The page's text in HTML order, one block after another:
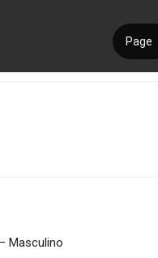
Masculino